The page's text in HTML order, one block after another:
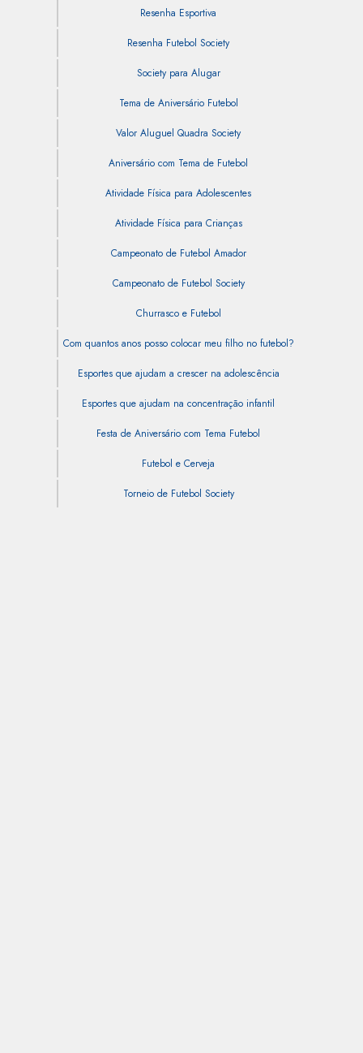
Resenha Esportiva
Resenha Futebol Society
Society para Alugar
Tema de Aniversário Futebol
Valor Aluguel Quadra Society
Aniversário com Tema de Futebol
Atividade Física para Adolescentes
Atividade Física para Crianças
Campeonato de Futebol Amador
Campeonato de Futebol Society
Churrasco e Futebol
Com quantos anos posso colocar meu filho no futebol?
Esportes que ajudam a crescer na adolescência
Esportes que ajudam na concentração infantil
Festa de Aniversário com Tema Futebol
Futebol e Cerveja
Torneio de Futebol Society